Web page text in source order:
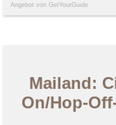
Angebot von GetYourGuide
Mailand:
On/Hop-